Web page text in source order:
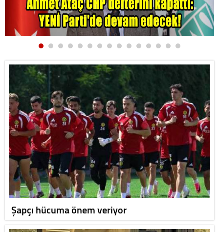
Şapçı hücuma önem veriyor